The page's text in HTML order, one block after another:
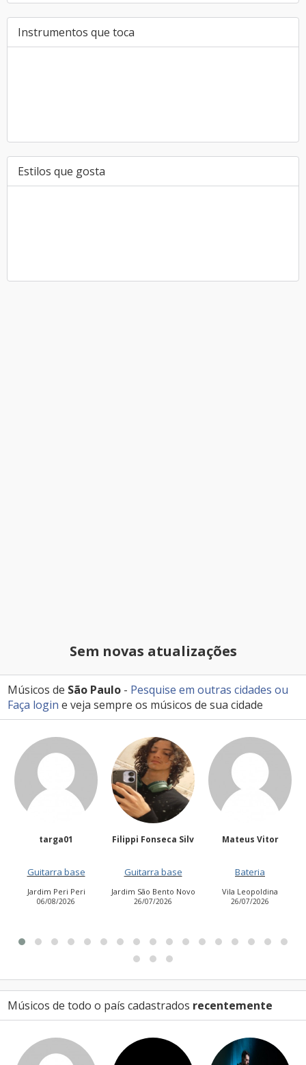
Instrumentos que toca
Estilos que gosta
Sem novas atualizações
Músicos de São Paulo - Pesquise em outras cidades ou
Faça login e veja sempre os músicos de sua cidade
Filippi Fonseca Silv
Guitarra base
Jardim São Bento Novo
26/07/2026
Mateus Vitor
Bateria
Vila Leopoldina
26/07/2026
Anailuj Avlis
Vocalista - Baixo
Jardim Aurora (Zona
Leste)
Músicos de todo o país cadastrados recentemente